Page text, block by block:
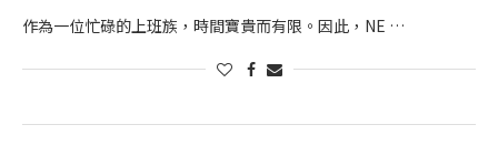
作為一位忙碌的上班族，時間寶貴而有限。因此，NE …